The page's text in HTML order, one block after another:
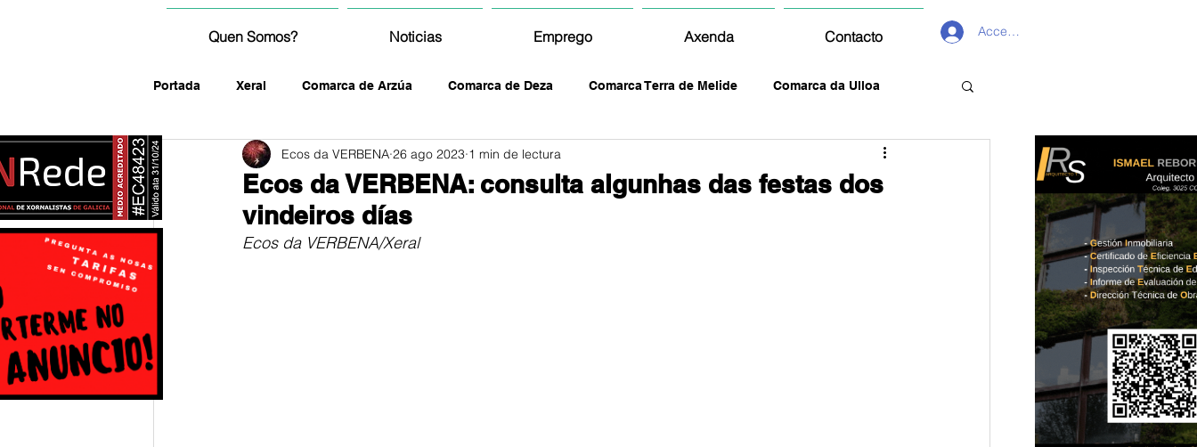
Quen Somos? Noticias Emprego Axenda Contacto Acceder
Portada Xeral Comarca de Arzúa Comarca de Deza Comarca Terra de Melide Comarca da Ulloa
fotografía
Ecos da VERBENA: consulta algunhas das festas dos
vindeiros días
Ecos da VERBENA 26 ago 2023 1 min de lectura
Ecos da VERBENA/Xeral